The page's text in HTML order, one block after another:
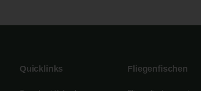
Quicklinks Fliegenfischen